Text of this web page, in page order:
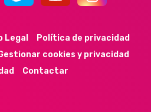
9k 35k 352
Legal
Política de privacidad
cookies y privacidad
Contactar